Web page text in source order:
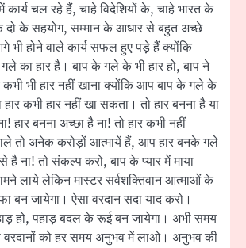
कार्य चल रहे हैं, चाहे विदेशियों के, चाहे भारत के
दो के सहयोग, सम्मान के आधार से बहुत अच्छे
होने वाले कार्य सफल हुए पड़े हैं क्योंकि
का हार है। बाप के गले के भी हार हो, बाप ने
कभी भी हार नहीं खाना क्योंकि आप बाप के गले के
कभी हार नहीं खा सकता। तो हार बनना है या
हार बनना अच्छा है ना! तो हार कभी नहीं
तो अनेक करोड़ों आत्मायें हैं, आप हार बनके गले
है ना! तो संकल्प करो, बाप के प्यार में माया
लाये लेकिन मास्टर सर्वशक्तिवान आत्माओं के
बन जायेगा। ऐसा वरदान सदा याद करो।
हो, पहाड़ बदल के रूई बन जायेगा। अभी समय
वरदानों को हर समय अनुभव में लाओ। अनुभव की